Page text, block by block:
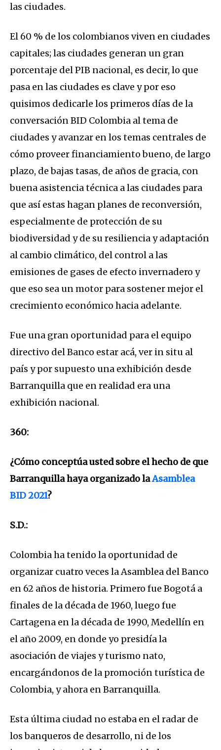
las ciudades.
El 60 % de los colombianos viven en ciudades
capitales; las ciudades generan un gran
porcentaje del PIB nacional, es decir, lo que
pasa en las ciudades es clave y por eso
quisimos dedicarle los primeros días de la
conversación BID Colombia al tema de
ciudades y avanzar en los temas centrales de
cómo proveer financiamiento bueno, de largo
plazo, de bajas tasas, de años de gracia, con
buena asistencia técnica a las ciudades para
que así estas hagan planes de reconversión,
especialmente de protección de su
biodiversidad y de su resiliencia y adaptación
al cambio climático, del control a las
emisiones de gases de efecto invernadero y
que eso sea un motor para sostener mejor el
crecimiento económico hacia adelante.
Fue una gran oportunidad para el equipo
directivo del Banco estar acá, ver in situ al
país y por supuesto una exhibición desde
Barranquilla que en realidad era una
exhibición nacional.
360:
¿Cómo conceptúa usted sobre el hecho de que
Barranquilla haya organizado laAsamblea
BID 2021?
S.D.:
Colombia ha tenido la oportunidad de
organizar cuatro veces la Asamblea del Banco
en 62 años de historia. Primero fue Bogotá a
finales de la década de 1960, luego fue
Cartagena en la década de 1990, Medellín en
el año 2009, en donde yo presidía la
asociación de viajes y turismo nato,
encargándonos de la promoción turística de
Colombia, y ahora en Barranquilla.
Esta última ciudad no estaba en el radar de
los banqueros de desarrollo, ni de los